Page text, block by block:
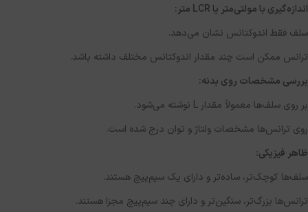
اندازه‌گیری با مولتی‌متر یا LCR متر:
سلف فقط اندوکتانس نشان می‌دهد.
ترانس ممکن است چند مقدار اندوکتانس مختلف داشته باشد.
بررسی مشخصات روی بدنه:
بر روی سلف‌ها معمولاً مقدار L نوشته می‌شود.
روی ترانس‌ها مشخصات ولتاژ و توان درج شده است.
ظاهر فیزیکی:
سلف‌ها کوچک‌تر، ساده‌تر و دارای یک سیم‌پیچ هستند.
ترانس‌ها بزرگ‌تر، سنگین‌تر و دارای چند سیم‌پیچ مجزا هستند.